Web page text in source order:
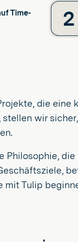
Time-
2
die
wir
mit Tulip